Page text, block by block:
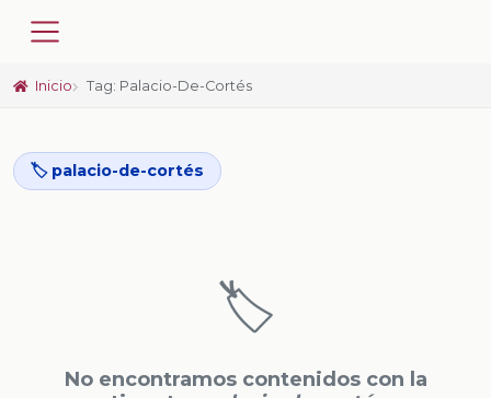
Inicio Tag: Palacio-De-Cortés
🏷️ palacio-de-cortés
🏷️
No encontramos contenidos con la